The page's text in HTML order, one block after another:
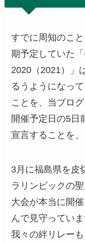
すでに周知のこ
期予定していた
2020（2021）」
るうようになっ
ことを、当ブロ
開催予定日の5日
宣言することを
3月に福島県を皮
ラリンピックの
大会が本当に開
んで見守っていま
我々の絆リレー